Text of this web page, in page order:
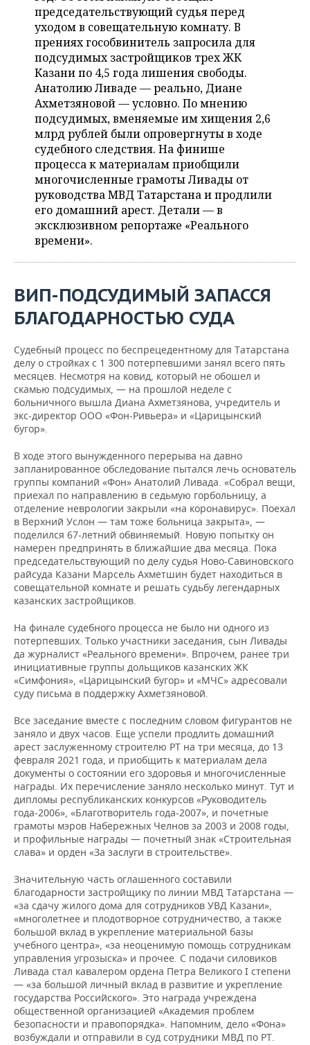
ФИГУРНОЕ КАТАНИЕ
ВОДНЫЕ ВИДЫ СПОРТА
ХОККЕЙ С МЯЧОМ
МЕДИЦИНА
ОБРАЗОВАНИЕ
ПРОИСШЕСТВИЯ
председательствующий судья перед
уходом в совещательную комнату. В
прениях гособвинитель запросила для
подсудимых застройщиков трех ЖК
Казани по 4,5 года лишения свободы.
Анатолию Ливаде — реально, Диане
Ахметзяновой — условно. По мнению
подсудимых, вменяемые им хищения 2,6
млрд рублей были опровергнуты в ходе
судебного следствия. На финише
процесса к материалам приобщили
многочисленные грамоты Ливады от
руководства МВД Татарстана и продлили
его домашний арест. Детали — в
эксклюзивном репортаже «Реального
времени».
ВИП-ПОДСУДИМЫЙ ЗАПАССЯ
БЛАГОДАРНОСТЬЮ СУДА
Судебный процесс по беспрецедентному для Татарстана
делу о стройках с 1 300 потерпевшими занял всего пять
месяцев. Несмотря на ковид, который не обошел и
скамью подсудимых, — на прошлой неделе с
больничного вышла Диана Ахметзянова, учредитель и
экс-директор ООО «Фон-Ривьера» и «Царицынский
бугор».
В ходе этого вынужденного перерыва на давно
запланированное обследование пытался лечь основатель
группы компаний «Фон» Анатолий Ливада. «Собрал вещи,
приехал по направлению в седьмую горбольницу, а
отделение неврологии закрыли «на коронавирус». Поехал
в Верхний Услон — там тоже больница закрыта», —
поделился 67-летний обвиняемый. Новую попытку он
намерен предпринять в ближайшие два месяца. Пока
председательствующий по делу судья Ново-Савиновского
райсуда Казани Марсель Ахметшин будет находиться в
совещательной комнате и решать судьбу легендарных
казанских застройщиков.
На финале судебного процесса не было ни одного из
потерпевших. Только участники заседания, сын Ливады
да журналист «Реального времени». Впрочем, ранее три
инициативные группы дольщиков казанских ЖК
«Симфония», «Царицынский бугор» и «МЧС» адресовали
суду письма в поддержку Ахметзяновой.
Все заседание вместе с последним словом фигурантов не
заняло и двух часов. Еще успели продлить домашний
арест заслуженному строителю РТ на три месяца, до 13
февраля 2021 года, и приобщить к материалам дела
документы о состоянии его здоровья и многочисленные
награды. Их перечисление заняло несколько минут. Тут и
дипломы республиканских конкурсов «Руководитель
года-2006», «Благотворитель года-2007», и почетные
грамоты мэров Набережных Челнов за 2003 и 2008 годы,
и профильные награды — почетный знак «Строительная
слава» и орден «За заслуги в строительстве».
Значительную часть оглашенного составили
благодарности застройщику по линии МВД Татарстана —
«за сдачу жилого дома для сотрудников УВД Казани»,
«многолетнее и плодотворное сотрудничество, а также
большой вклад в укрепление материальной базы
учебного центра», «за неоценимую помощь сотрудникам
управления угрозыска» и прочее. С подачи силовиков
Ливада стал кавалером ордена Петра Великого I степени
— «за большой личный вклад в развитие и укрепление
государства Российского». Это награда учреждена
общественной организацией «Академия проблем
безопасности и правопорядка». Напомним, дело «Фона»
возбуждали и отправили в суд сотрудники МВД по РТ.